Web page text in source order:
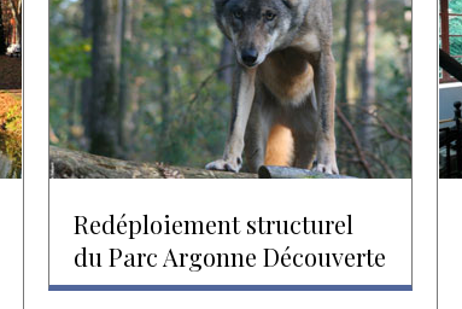
Redéploiement structurel
du Parc Argonne Découverte